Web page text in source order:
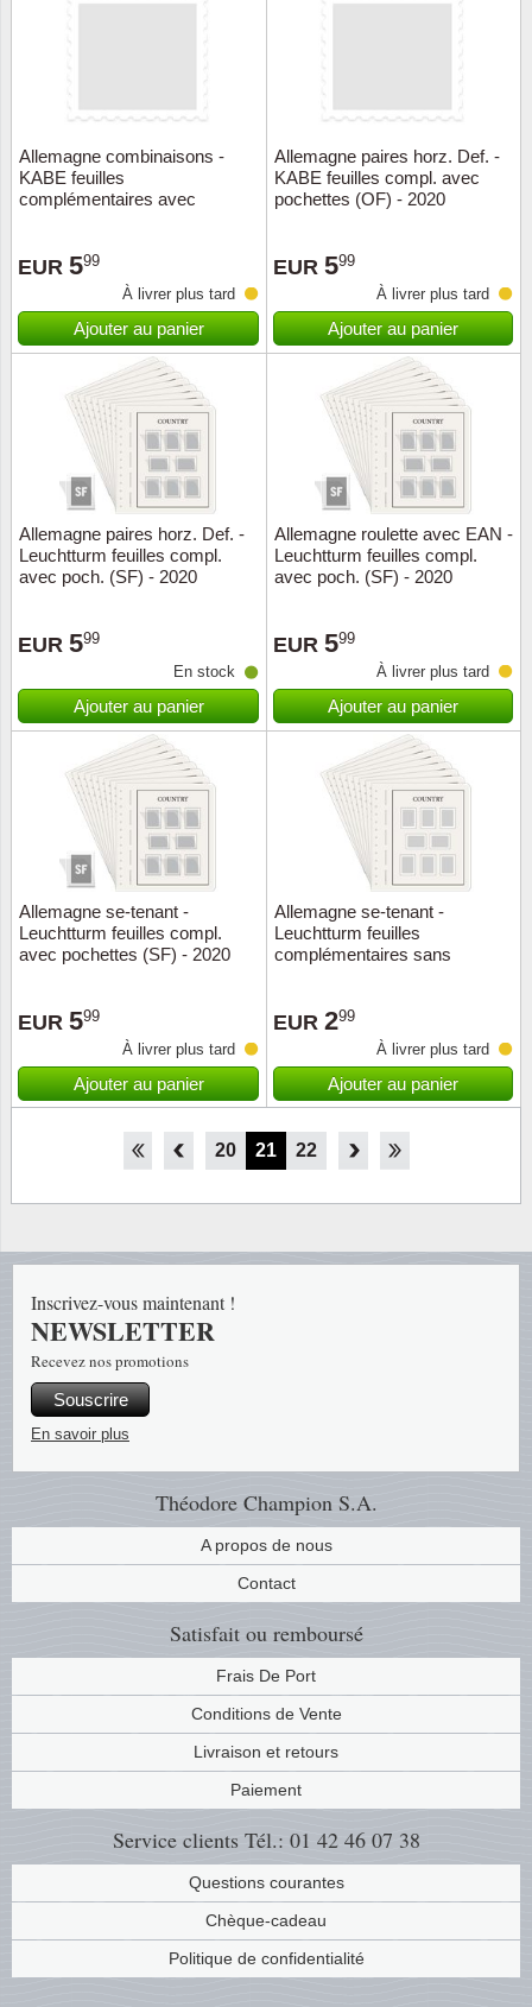
Allemagne combinaisons -
KABE feuilles
complémentaires avec
EUR 599
À livrer plus tard
Ajouter au panier
Allemagne paires horz. Def. -
KABE feuilles compl. avec
pochettes (OF) - 2020
EUR 599
À livrer plus tard
Ajouter au panier
Allemagne paires horz. Def. -
Leuchtturm feuilles compl.
avec poch. (SF) - 2020
EUR 599
En stock
Ajouter au panier
Allemagne roulette avec EAN -
Leuchtturm feuilles compl.
avec poch. (SF) - 2020
EUR 599
À livrer plus tard
Ajouter au panier
Allemagne se-tenant -
Leuchtturm feuilles compl.
avec pochettes (SF) - 2020
EUR 599
À livrer plus tard
Ajouter au panier
Allemagne se-tenant -
Leuchtturm feuilles
complémentaires sans
EUR 299
À livrer plus tard
Ajouter au panier
18 19 20 21 22 23 24
Théodore Champion S.A.
A propos de nous
Contact
Satisfait ou remboursé
Frais De Port
Conditions de Vente
Livraison et retours
Paiement
Service clients Tél.: 01 42 46 07 38
Questions courantes
Chèque-cadeau
Politique de confidentialité
Inscrivez-vous maintenant !
NEWSLETTER
Recevez nos promotions
Souscrire
En savoir plus